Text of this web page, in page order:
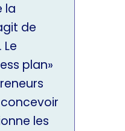
la
de
plan»
les